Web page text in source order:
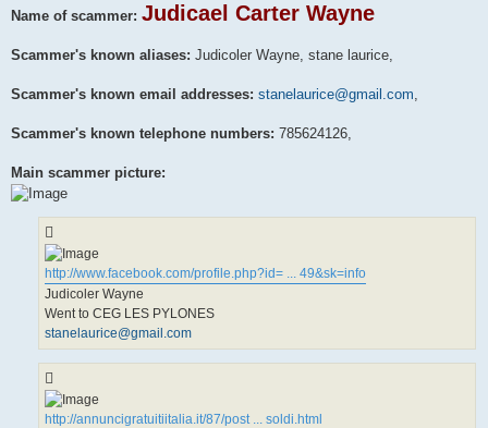
p
t
Name of scammer: Judicael Carter Wayne
Scammer's known aliases: Judicoler Wayne, stane laurice,
Scammer's known email addresses: stanelaurice@gmail.com,
Scammer's known telephone numbers: 785624126,
Main scammer picture:
http://www.facebook.com/profile.php?id= ... 49&sk=info
Judicoler Wayne
Went to CEG LES PYLONES
stanelaurice@gmail.com
http://annuncigratuitiitalia.it/87/post ... soldi.html